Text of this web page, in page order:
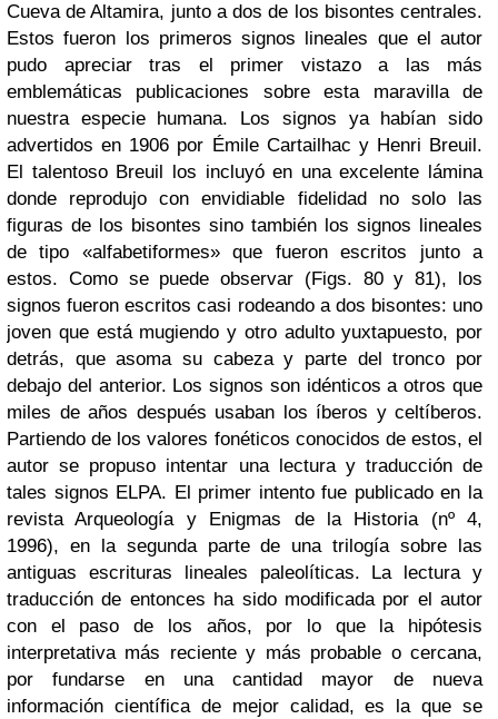
Cueva de Altamira, junto a dos de los bisontes centrales.
Estos fueron los primeros signos lineales que el autor
pudo apreciar tras el primer vistazo a las más
emblemáticas publicaciones sobre esta maravilla de
nuestra especie humana. Los signos ya habían sido
advertidos en 1906 por Émile Cartailhac y Henri Breuil.
El talentoso Breuil los incluyó en una excelente lámina
donde reprodujo con envidiable fidelidad no solo las
figuras de los bisontes sino también los signos lineales
de tipo «alfabetiformes» que fueron escritos junto a
estos. Como se puede observar (Figs. 80 y 81), los
signos fueron escritos casi rodeando a dos bisontes: uno
joven que está mugiendo y otro adulto yuxtapuesto, por
detrás, que asoma su cabeza y parte del tronco por
debajo del anterior. Los signos son idénticos a otros que
miles de años después usaban los íberos y celtíberos.
Partiendo de los valores fonéticos conocidos de estos, el
autor se propuso intentar una lectura y traducción de
tales signos ELPA. El primer intento fue publicado en la
revista Arqueología y Enigmas de la Historia (nº 4,
1996), en la segunda parte de una trilogía sobre las
antiguas escrituras lineales paleolíticas. La lectura y
traducción de entonces ha sido modificada por el autor
con el paso de los años, por lo que la hipótesis
interpretativa más reciente y más probable o cercana,
por fundarse en una cantidad mayor de nueva
información científica de mejor calidad, es la que se